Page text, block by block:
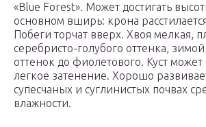
«Blue Forest». Может достигать
основном вширь: крона
Побеги торчат вверх. Хвоя мелкая,
серебристо-голубого оттенка,
оттенок до фиолетового. Куст может
легкое затенение. Хорошо
супесчаных и суглинистых почвах
влажности.